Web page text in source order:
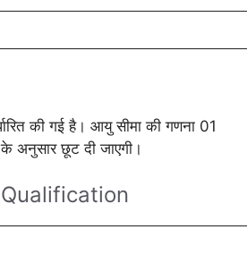
की गई है। आयु सीमा की गणना 01
अनुसार छूट दी जाएगी।